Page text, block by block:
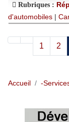
Rubriques :
d'automobiles |
1 2
Accueil -